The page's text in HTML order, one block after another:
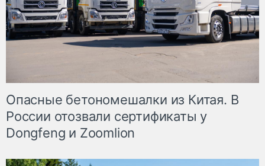
Опасные бетономешалки из Китая. В
России отозвали сертификаты у
Dongfeng и Zoomlion